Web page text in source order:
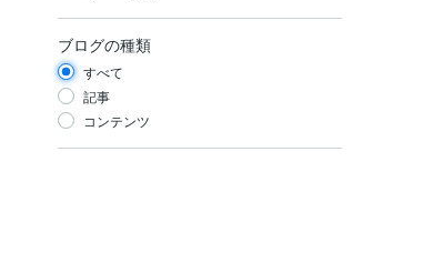
ブログの種類
すべて
記事
コンテンツ